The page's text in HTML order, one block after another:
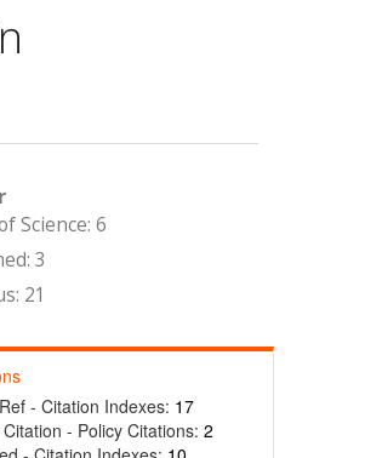
Science: 6
3
21
- Citation Indexes: 17
Citation - Policy Citations: 2